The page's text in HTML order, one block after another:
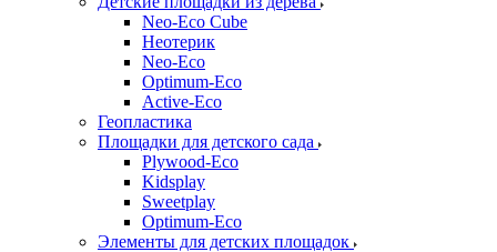
Neo-Eco Cube
Неотерик
Neo-Eco
Оptimum-Еco
Active-Eco
Геопластика
Площадки для детского сада
Plywood-Eco
Kidsplay
Sweetplay
Оptimum-Еco
Элементы для детских площадок